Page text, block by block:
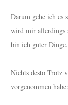
Darum gehe ich es
wird mir allerdings
bin ich guter Dinge.
Nichts desto Trotz
vorgenommen habe: